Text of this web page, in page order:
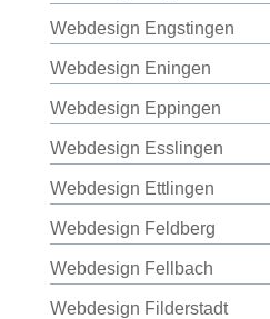
Webdesign Engstingen
Webdesign Eningen
Webdesign Eppingen
Webdesign Esslingen
Webdesign Ettlingen
Webdesign Feldberg
Webdesign Fellbach
Webdesign Filderstadt